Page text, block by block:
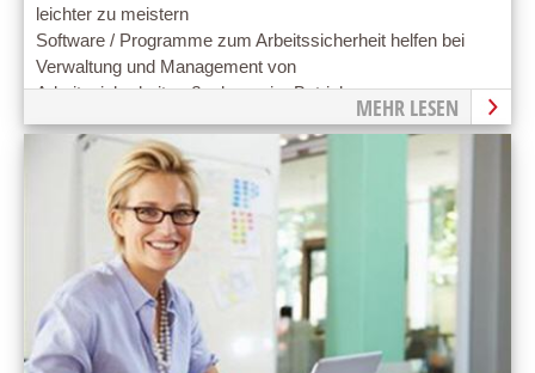
leichter zu meistern
Software / Programme zum Arbeitssicherheit helfen bei
Verwaltung und Management von
Arbeitssicherheitmaßnahmen im Betrieb.MEHR LESEN